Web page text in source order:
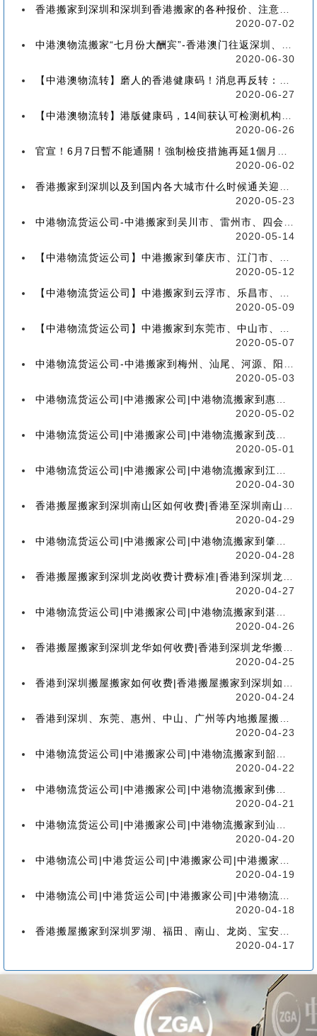
香港搬家到深圳和深圳到香港搬家的各种报价、注意事项和派送价格【深港搬家价格查询】
2020-07-02
中港澳物流搬家“七月份大酬宾”-香港澳门往返深圳、珠海、中山、广州等中港澳搬屋搬家
2020-06-30
【中港澳物流转】磨人的香港健康码！消息再反转：或下周一启用！
2020-06-27
【中港澳物流转】港版健康码，14间获认可检测机构确定！
2020-06-26
官宣！6月7日暫不能通關！強制檢疫措施再延1個月！【香港到深圳搬屋搬家又要延长了】
2020-06-02
香港搬家到深圳以及到国内各大城市什么时候通关迎来好消息
2020-05-23
中港物流货运公司-中港搬家到吴川市、雷州市、四会市、台山市收费标准+流程价格
2020-05-14
【中港物流货运公司】中港搬家到肇庆市、江门市、茂名市、惠州市收费标准+流程价格
2020-05-12
【中港物流货运公司】中港搬家到云浮市、乐昌市、南雄市、廉江市收费标准+流程价格
2020-05-09
【中港物流货运公司】中港搬家到东莞市、中山市、潮州市、揭阳市收费标准+流程价格
2020-05-07
中港物流货运公司-中港搬家到梅州、汕尾、河源、阳江、清远的流程、价格和收费标准
2020-05-03
中港物流货运公司|中港搬家公司|中港物流搬家到惠州流程、联运、包装、价格、电话、标准
2020-05-02
中港物流货运公司|中港搬家公司|中港物流搬家到茂名流程、联运、包装、价格、电话、标准
2020-05-01
中港物流货运公司|中港搬家公司|中港物流搬家到江门流程、联运、包装、价格、电话、标准
2020-04-30
香港搬屋搬家到深圳南山区如何收费|香港至深圳南山区搬屋搬家流程、分类、包装、价格
2020-04-29
中港物流货运公司|中港搬家公司|中港物流搬家到肇庆流程、联运、包装、价格、电话、标准
2020-04-28
香港搬屋搬家到深圳龙岗收费计费标准|香港到深圳龙岗区搬家如何收费【香港搬家到龙岗】
2020-04-27
中港物流货运公司|中港搬家公司|中港物流搬家到湛江流程、联运、包装、价格、电话、标准
2020-04-26
香港搬屋搬家到深圳龙华如何收费|香港到深圳龙华搬屋搬家收费标准-【服务客户操作实感】
2020-04-25
香港到深圳搬屋搬家如何收费|香港搬屋搬家到深圳如何计费-【分享公司具体报价操作流程】
2020-04-24
香港到深圳、东莞、惠州、中山、广州等内地搬屋搬家，如何选择香港物流搬家公司
2020-04-23
中港物流货运公司|中港搬家公司|中港物流搬家到韶关流程、联运、包装、价格、电话、标准
2020-04-22
中港物流货运公司|中港搬家公司|中港物流搬家到佛山流程、联运、包装、价格、电话、标准
2020-04-21
中港物流货运公司|中港搬家公司|中港物流搬家到汕头的流程、联运、包装、价格、电话、标准
2020-04-20
中港物流公司|中港货运公司|中港搬家公司|中港搬家到珠海的流程、联运、包装、价格、电话
2020-04-19
中港物流公司|中港货运公司|中港搬家公司|中港物流搬家到广州的流程、联运、包装、价格
2020-04-18
香港搬屋搬家到深圳罗湖、福田、南山、龙岗、宝安、盐田、龙华、大鹏、坪山流程和价格
2020-04-17